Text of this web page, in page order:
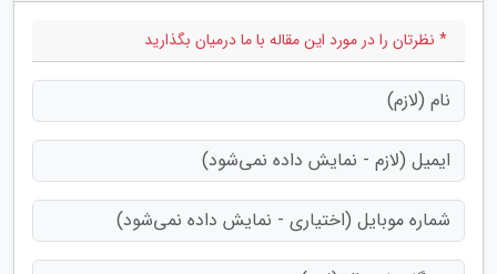
* نظرتان را در مورد این مقاله با ما درمیان بگذارید